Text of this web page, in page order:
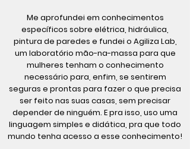
Me aprofundei em conhecimentos
específicos sobre elétrica, hidráulica,
pintura de paredes e fundei o Agiliza Lab,
um laboratório mão-na-massa para que
mulheres tenham o conhecimento
necessário para, enfim, se sentirem
seguras e prontas para fazer o que precisa
ser feito nas suas casas, sem precisar
depender de ninguém. E pra isso, uso uma
linguagem simples e didática, pra que todo
mundo tenha acesso a esse conhecimento!